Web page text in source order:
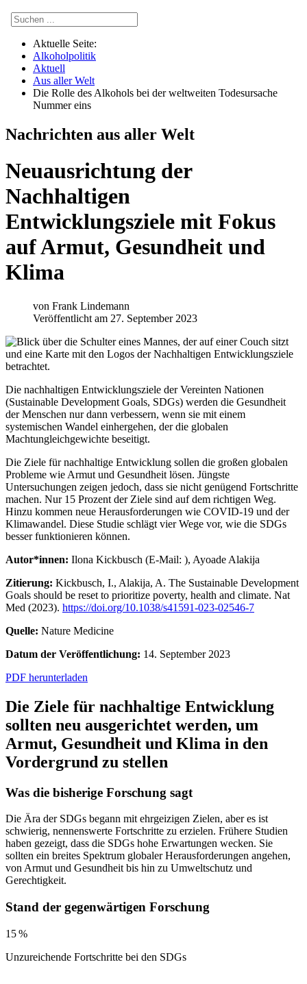
Aktuelle Seite:
Alkoholpolitik
Aktuell
Aus aller Welt
Die Rolle des Alkohols bei der weltweiten Todesursache
Nummer eins
Nachrichten aus aller Welt
Neuausrichtung der
Nachhaltigen
Entwicklungsziele mit Fokus
auf Armut, Gesundheit und
Klima
von Frank Lindemann
Veröffentlicht am 27. September 2023
Die nachhaltigen Entwicklungsziele der Vereinten Nationen
(Sustainable Development Goals, SDGs) werden die Gesundheit
der Menschen nur dann verbessern, wenn sie mit einem
systemischen Wandel einhergehen, der die globalen
Machtungleichgewichte beseitigt.
Die Ziele für nachhaltige Entwicklung sollen die großen globalen
Probleme wie Armut und Gesundheit lösen. Jüngste
Untersuchungen zeigen jedoch, dass sie nicht genügend Fortschritte
machen. Nur 15 Prozent der Ziele sind auf dem richtigen Weg.
Hinzu kommen neue Herausforderungen wie COVID-19 und der
Klimawandel. Diese Studie schlägt vier Wege vor, wie die SDGs
besser funktionieren können.
Autor*innen: Ilona Kickbusch (E-Mail: ), Ayoade Alakija
Zitierung: Kickbusch, I., Alakija, A. The Sustainable Development
Goals should be reset to prioritize poverty, health and climate. Nat
Med (2023). https://doi.org/10.1038/s41591-023-02546-7
Quelle: Nature Medicine
Datum der Veröffentlichung: 14. September 2023
PDF herunterladen
Die Ziele für nachhaltige Entwicklung
sollten neu ausgerichtet werden, um
Armut, Gesundheit und Klima in den
Vordergrund zu stellen
Was die bisherige Forschung sagt
Die Ära der SDGs begann mit ehrgeizigen Zielen, aber es ist
schwierig, nennenswerte Fortschritte zu erzielen. Frühere Studien
haben gezeigt, dass die SDGs hohe Erwartungen wecken. Sie
sollten ein breites Spektrum globaler Herausforderungen angehen,
von Armut und Gesundheit bis hin zu Umweltschutz und
Gerechtigkeit.
Stand der gegenwärtigen Forschung
15 %
Unzureichende Fortschritte bei den SDGs